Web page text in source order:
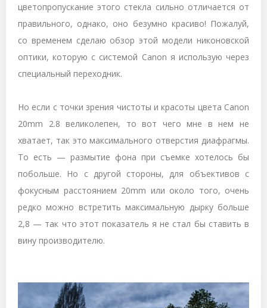
цветопропускание этого стекла сильно отличается от
правильного, однако, оно безумно красиво! Пожалуй,
со временем сделаю обзор этой модели никоновской
оптики, которую с системой Canon я использую через
специальный переходник.
Но если с точки зрения чистоты и красоты цвета Canon
20mm 2.8 великолепен, то вот чего мне в нем не
хватает, так это максимального отверстия диафрагмы.
То есть — размытие фона при съемке хотелось бы
побольше. Но с другой стороны, для объективов с
фокусным расстоянием 20mm или около того, очень
редко можно встретить максимальную дырку больше
2,8 — так что этот показатель я не стал бы ставить в
вину производителю.